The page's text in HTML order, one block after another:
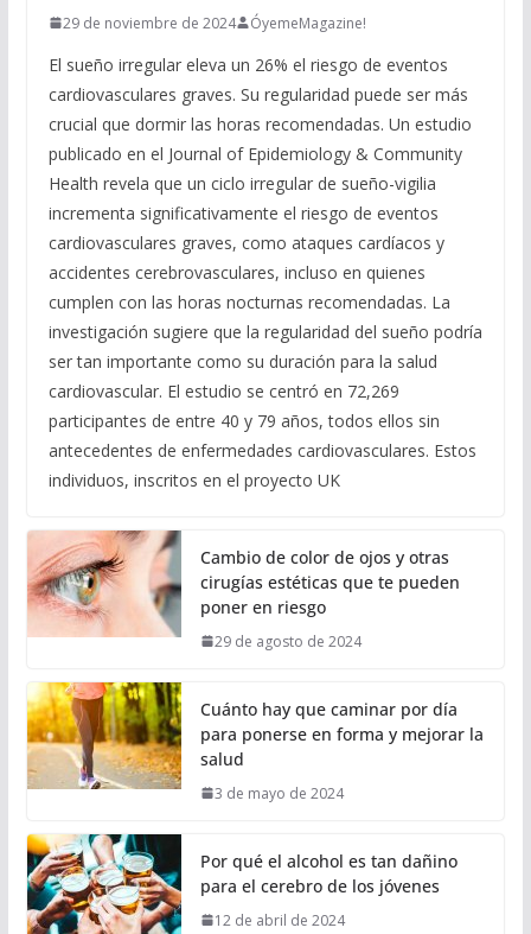
29 de noviembre de 2024 ÓyemeMagazine!
El sueño irregular eleva un 26% el riesgo de eventos
cardiovasculares graves. Su regularidad puede ser más
crucial que dormir las horas recomendadas. Un estudio
publicado en el Journal of Epidemiology & Community
Health revela que un ciclo irregular de sueño-vigilia
incrementa significativamente el riesgo de eventos
cardiovasculares graves, como ataques cardíacos y
accidentes cerebrovasculares, incluso en quienes
cumplen con las horas nocturnas recomendadas. La
investigación sugiere que la regularidad del sueño podría
ser tan importante como su duración para la salud
cardiovascular. El estudio se centró en 72,269
participantes de entre 40 y 79 años, todos ellos sin
antecedentes de enfermedades cardiovasculares. Estos
individuos, inscritos en el proyecto UK
Cambio de color de ojos y otras
cirugías estéticas que te pueden
poner en riesgo
29 de agosto de 2024
Cuánto hay que caminar por día
para ponerse en forma y mejorar la
salud
3 de mayo de 2024
Por qué el alcohol es tan dañino
para el cerebro de los jóvenes
12 de abril de 2024